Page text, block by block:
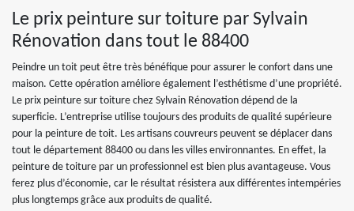
Le prix peinture sur toiture par Sylvain
Rénovation dans tout le 88400
Peindre un toit peut être très bénéfique pour assurer le confort dans une
maison. Cette opération améliore également l’esthétisme d’une propriété.
Le prix peinture sur toiture chez Sylvain Rénovation dépend de la
superficie. L’entreprise utilise toujours des produits de qualité supérieure
pour la peinture de toit. Les artisans couvreurs peuvent se déplacer dans
tout le département 88400 ou dans les villes environnantes. En effet, la
peinture de toiture par un professionnel est bien plus avantageuse. Vous
ferez plus d’économie, car le résultat résistera aux différentes intempéries
plus longtemps grâce aux produits de qualité.